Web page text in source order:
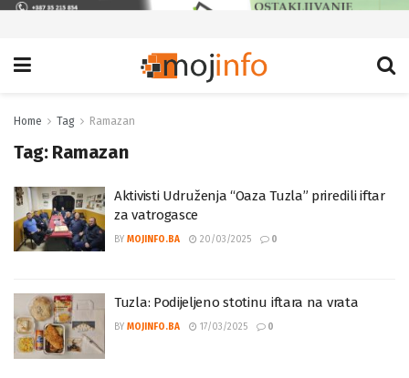
Home Tag Ramazan
Tag: Ramazan
Aktivisti Udruženja “Oaza Tuzla” priredili iftar
za vatrogasce
BY MOJINFO.BA 20/03/2025 0
Tuzla: Podijeljeno stotinu iftara na vrata
BY MOJINFO.BA 17/03/2025 0